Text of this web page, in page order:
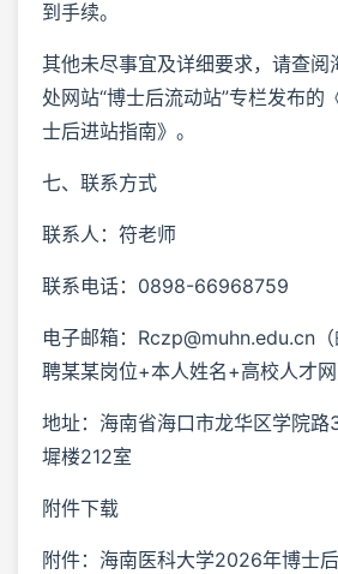
到手续。
其他未尽事宜及详细要求，请查阅
处网站“博士后流动站”专栏发布的
士后进站指南》。
七、联系方式
联系人：符老师
联系电话：0898-66968759
电子邮箱：Rczp@muhn.edu.cn
聘某某岗位+本人姓名+高校人才网
地址：海南省海口市龙华区学院
墀楼212室
附件下载
附件：海南医科大学2026年博士